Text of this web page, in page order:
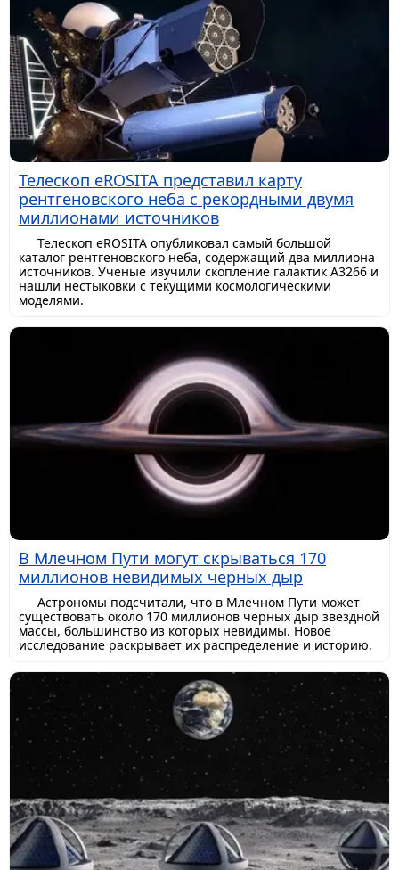
Телескоп eROSITA представил карту
рентгеновского неба с рекордными двумя
миллионами источников
Телескоп eROSITA опубликовал самый большой
каталог рентгеновского неба, содержащий два миллиона
источников. Ученые изучили скопление галактик A3266 и
нашли нестыковки с текущими космологическими
моделями.
В Млечном Пути могут скрываться 170
миллионов невидимых черных дыр
Астрономы подсчитали, что в Млечном Пути может
существовать около 170 миллионов черных дыр звездной
массы, большинство из которых невидимы. Новое
исследование раскрывает их распределение и историю.